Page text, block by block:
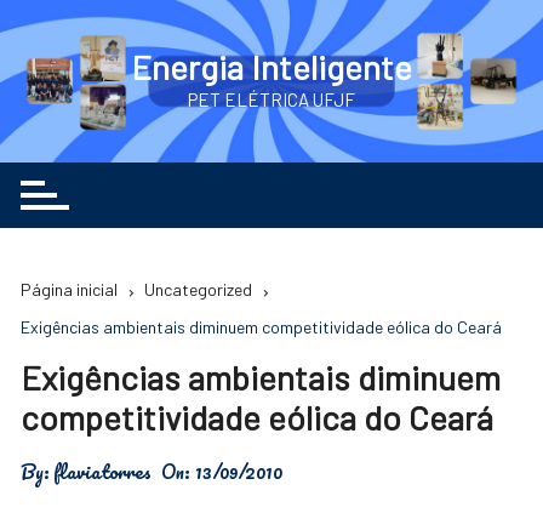
o
conteúdo
Energia Inteligente
PET ELÉTRICA UFJF
Página inicial
Uncategorized
Exigências ambientais diminuem competitividade eólica do Ceará
Exigências ambientais diminuem
competitividade eólica do Ceará
By:flaviatorres On: 13/09/2010